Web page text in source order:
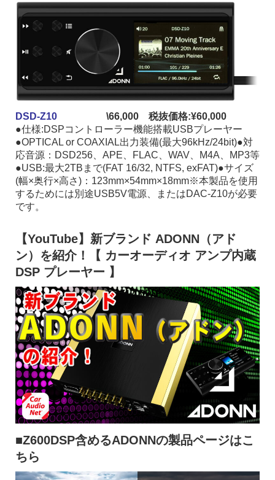
DSD-Z10 \66,000 税抜価格:¥60,000
●仕様:DSPコントローラー機能搭載USBプレーヤー
●OPTICAL or COAXIAL出力装備(最大96kHz/24bit)●対
応音源：DSD256、APE、FLAC、WAV、M4A、MP3等
●USB:最大2TBまで(FAT 16/32, NTFS, exFAT)●サイズ
(幅×奥行×高さ)：123mm×54mm×18mm※本製品を使用
するためには別途USB5V電源、またはDAC-Z10が必要
です。
【YouTube】新ブランド ADONN（アド
ン）を紹介！【 カーオーディオ アンプ内蔵
DSP プレーヤー 】
■Z600DSP含めるADONNの製品ページはこ
ちら